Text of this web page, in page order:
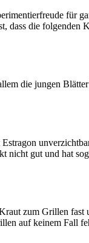
für
dass die
die jungen
gut und hat
zum Grillen fast
auf keinem Fall